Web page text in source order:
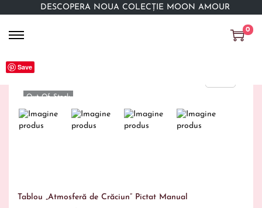
DESCOPERĂ NOUA COLECȚIE MOON AMOUR
0
Save
Out Of Stock
Tablou „Atmosferă de Crăciun” Pictat Manual